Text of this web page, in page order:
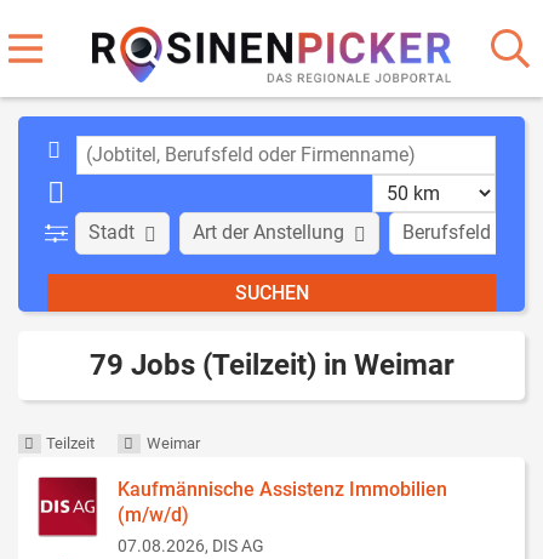
Stadt Art der Anstellung Berufsfeld
79 Jobs (Teilzeit) in Weimar
Teilzeit Weimar
Kaufmännische Assistenz Immobilien
(m/w/d)
07.08.2026, DIS AG